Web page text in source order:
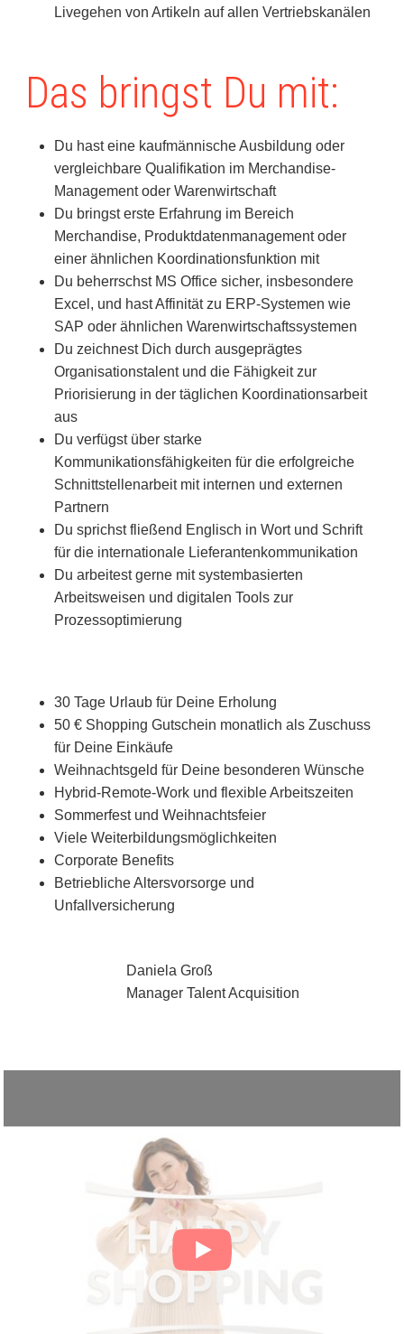
Livegehen von Artikeln auf allen Vertriebskanälen
Das bringst Du mit:
Du hast eine kaufmännische Ausbildung oder
vergleichbare Qualifikation im Merchandise-
Management oder Warenwirtschaft
Du bringst erste Erfahrung im Bereich
Merchandise, Produktdatenmanagement oder
einer ähnlichen Koordinationsfunktion mit
Du beherrschst MS Office sicher, insbesondere
Excel, und hast Affinität zu ERP-Systemen wie
SAP oder ähnlichen Warenwirtschaftssystemen
Du zeichnest Dich durch ausgeprägtes
Organisationstalent und die Fähigkeit zur
Priorisierung in der täglichen Koordinationsarbeit
aus
Du verfügst über starke
Kommunikationsfähigkeiten für die erfolgreiche
Schnittstellenarbeit mit internen und externen
Partnern
Du sprichst fließend Englisch in Wort und Schrift
für die internationale Lieferantenkommunikation
Du arbeitest gerne mit systembasierten
Arbeitsweisen und digitalen Tools zur
Prozessoptimierung
30 Tage Urlaub für Deine Erholung
50 € Shopping Gutschein monatlich als Zuschuss
für Deine Einkäufe
Weihnachtsgeld für Deine besonderen Wünsche
Hybrid-Remote-Work und flexible Arbeitszeiten
Sommerfest und Weihnachtsfeier
Viele Weiterbildungsmöglichkeiten
Corporate Benefits
Betriebliche Altersvorsorge und
Unfallversicherung
Daniela Groß
Manager Talent Acquisition